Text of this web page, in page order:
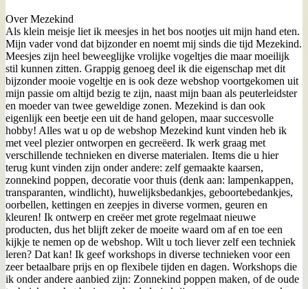
Over Mezekind
Als klein meisje liet ik meesjes in het bos nootjes uit mijn hand eten.
Mijn vader vond dat bijzonder en noemt mij sinds die tijd Mezekind.
Meesjes zijn heel beweeglijke vrolijke vogeltjes die maar moeilijk
stil kunnen zitten. Grappig genoeg deel ik die eigenschap met dit
bijzonder mooie vogeltje en is ook deze webshop voortgekomen uit
mijn passie om altijd bezig te zijn, naast mijn baan als peuterleidster
en moeder van twee geweldige zonen. Mezekind is dan ook
eigenlijk een beetje een uit de hand gelopen, maar succesvolle
hobby! Alles wat u op de webshop Mezekind kunt vinden heb ik
met veel plezier ontworpen en gecreëerd. Ik werk graag met
verschillende technieken en diverse materialen. Items die u hier
terug kunt vinden zijn onder andere: zelf gemaakte kaarsen,
zonnekind poppen, decoratie voor thuis (denk aan: lampenkappen,
transparanten, windlicht), huwelijksbedankjes, geboortebedankjes,
oorbellen, kettingen en zeepjes in diverse vormen, geuren en
kleuren! Ik ontwerp en creëer met grote regelmaat nieuwe
producten, dus het blijft zeker de moeite waard om af en toe een
kijkje te nemen op de webshop. Wilt u toch liever zelf een techniek
leren? Dat kan! Ik geef workshops in diverse technieken voor een
zeer betaalbare prijs en op flexibele tijden en dagen. Workshops die
ik onder andere aanbied zijn: Zonnekind poppen maken, of de oude